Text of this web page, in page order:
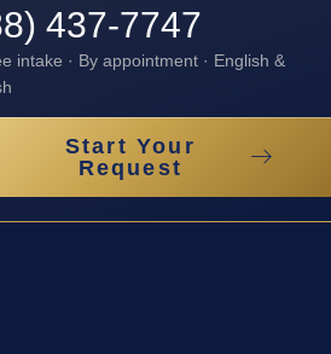
437-7747
intake · By appointment · English &
Start Your
Request